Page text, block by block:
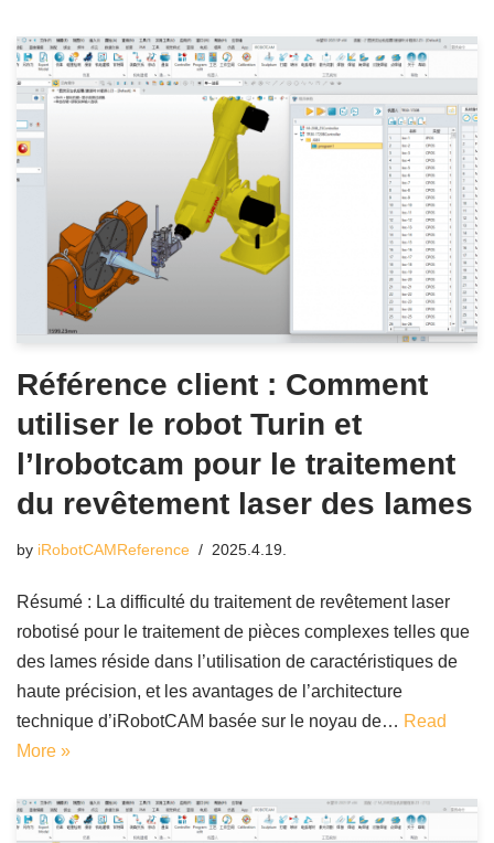
Référence client : Comment
utiliser le robot Turin et
l’Irobotcam pour le traitement
du revêtement laser des lames
by iRobotCAMReference 2025.4.19.
Résumé : La difficulté du traitement de revêtement laser
robotisé pour le traitement de pièces complexes telles que
des lames réside dans l’utilisation de caractéristiques de
haute précision, et les avantages de l’architecture
technique d’iRobotCAM basée sur le noyau de… Read
More »